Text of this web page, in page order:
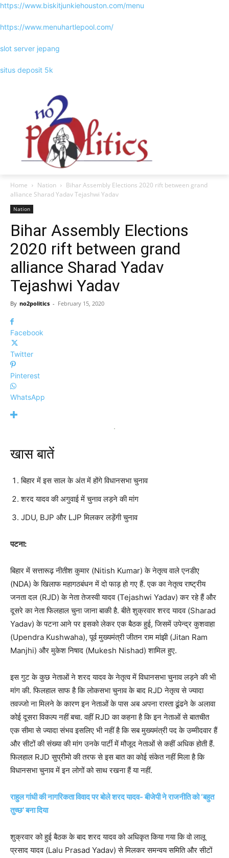
https://www.biskitjunkiehouston.com/menu
https://www.menuhartlepool.com/
slot server jepang
situs deposit 5k
Home Nation
Bihar Assembly Elections 2020 rift between grand
alliance Sharad Yadav Tejashwi Yadav
Nation
Bihar Assembly Elections
2020 rift between grand
alliance Sharad Yadav
Tejashwi Yadav
By no2politics - February 15, 2020
Facebook
Twitter
Pinterest
WhatsApp
खास बातें
बिहार में इस साल के अंत में होंगे विधानसभा चुनाव
शरद यादव की अगुवाई में चुनाव लड़ने की मांग
JDU, BJP और LJP मिलकर लड़ेंगी चुनाव
पटना:
बिहार में सत्तारूढ़ नीतीश कुमार (Nitish Kumar) के नेतृत्व वाले एनडीए
(NDA) के खिलाफ महागठबंधन में दो फाड़ हो गए हैं. एक का नेतृत्व राष्ट्रीय
जनता दल (RJD) के नेता तेजस्वी यादव (Tejashwi Yadav) कर रहे हैं और
दूसरे का नेता फिलहाल चुना जाना बाकी है. बीते शुक्रवार शरद यादव (Sharad
Yadav) के पटना आने पर इसको लेकर एक बैठक हुई, जिसमें उपेन्द्र कुशवाहा
(Upendra Kushwaha), पूर्व मुख्यमंत्री जीतन राम मांझी (Jitan Ram
Manjhi) और मुकेश निषाद (Mukesh Nishad) शामिल हुए.
इस गुट के कुछ नेताओं ने शरद यादव के नेतृत्व में विधानसभा चुनाव लड़ने की भी
मांग की. फिलहाल साफ है कि लोकसभा चुनाव के बाद RJD नेतृत्व से ज्यादा
तवज्जो ना मिलने के कारण इन नेताओं के पास अब अपना रास्ता ढूंढने के अलावा
कोई दूसरा विकल्प नहीं बचा. वहीं RJD का कहना है कि इन नेताओं से बातचीत
एक सीमा से ज्यादा संभव इसलिए भी नहीं है कि सब मुख्यमंत्री पद के उम्मीदवार हैं
और सीटों की संख्या की मांग उनके पार्टी में मौजूद नेताओं से कहीं अधिक होती हैं.
फिलहाल RJD सुप्रीमो की तरफ से इस बात का कोई संकेत नहीं मिला है कि
विधानसभा चुनाव में इन लोगों को साथ रखना हैं या नहीं.
राहुल गांधी की नागरिकता विवाद पर बोले शरद यादव- बीजेपी ने राजनीति को ‘बहुत
तुच्छ’ बना दिया
शुक्रवार को हुई बैठक के बाद शरद यादव को अधिकृत किया गया कि वो लालू
प्रसाद यादव (Lalu Prasad Yadav) से मिलकर समन्वय समिति और सीटों